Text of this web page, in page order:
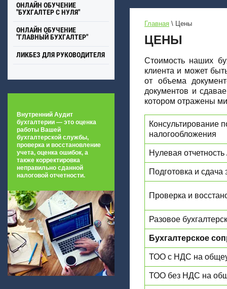
ОНЛАЙН ОБУЧЕНИЕ
"БУХГАЛТЕР С НУЛЯ"
ОНЛАЙН ОБУЧЕНИЕ
"ГЛАВНЫЙ БУХГАЛТЕР"
ЛИКБЕЗ ДЛЯ РУКОВОДИТЕЛЯ
Внутренний Аудит
бухгалтерии — это оценка
работы Вашей
бухгалтерской службы,
проверка и восстановление
учета, оценка ошибок, а
также корректировка
неправильно сданной
налоговой отчетности.
Главная \ Цены
ЦЕНЫ
Стоимость наших
клиента и может
от объема
документов и
котором отражены
Консультирование
налогообложения
Нулевая
Подготовка и сдача
Проверка и
Разовое
Бухгалтерское
ТОО с НДС на
ТОО без НДС на